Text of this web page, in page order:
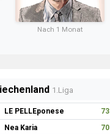
Nach 1 Monat
1.Liga
LE PELLEponese 73
Nea Karia 70